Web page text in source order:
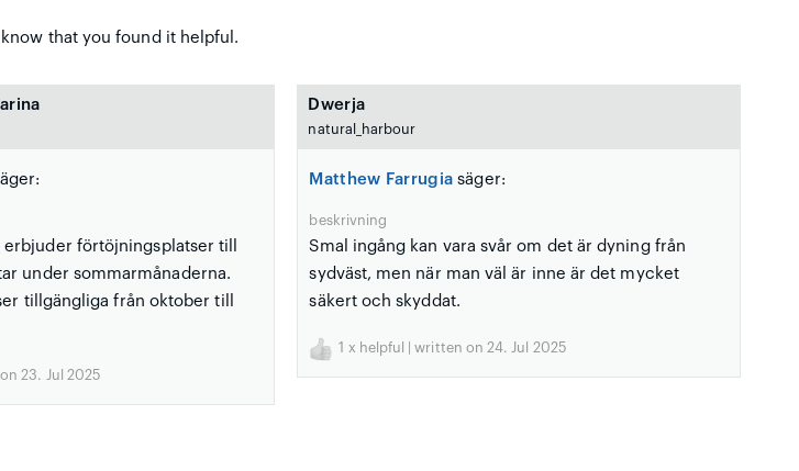
that you found it helpful.
erbjuder förtöjningsplatser till
under sommarmånaderna.
tillgängliga från oktober till
23. Jul 2025
Dwerja
natural_harbour
Matthew Farrugia säger:
beskrivning
Smal ingång kan vara svår om det är dyning från
sydväst, men när man väl är inne är det mycket
säkert och skyddat.
1 x helpful | written on 24. Jul 2025